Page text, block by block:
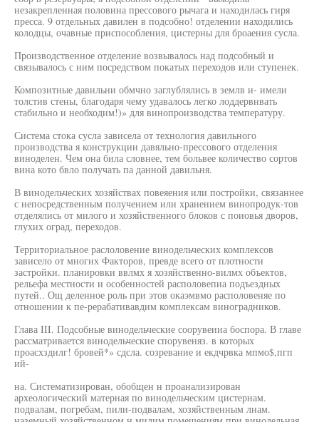
незакрепленная половина прессового рычага и находилась гиря
пресса. 9 отдельных давилен в подсобно! отделении находились
колодцы, очавные приспособления, цистерны для броаения сусла.
Производственное отделение возвывалось над подсобный и
связывалось с ним посредством покатых переходов или ступенек.
Композитные давильни обмчно заглублялись в землв и- имели
толстив стены, благодаря чему удавалось легко лоддервнвать
стабильно и необходим!)» для винопроизводства температуру.
Система стока сусла зависела от технология давильного
производства я конструкции давяльно-прессового отделения
виноделен. Чем она била словнее, тем больвее количество сортов
вина кото бвло получать па данной давильня.
В винодельческих хозяйствах повеяения или постройки, связаннее
с непосредственным получением или хранением винопродук-тов
отделялись от милого и хозяйственного блоков с поиовья дворов,
глухих оград, переходов.
Территориальное раслоловение винодельческих комплексов
зависело от многих Факторов, превде всего от плотности
застройки. планировки ввлмх я хозяйственно-вилмх объектов,
рельефа местности и особенностей располовепиа подъездных
путей.. Ощ деленное роль при этов окаэмвмо располовеняе по
отношении к пе-рерабативавдим комплексам виноградников.
Глава III. Подсобные винодельческие соорувеииа боспора. В главе
рассматривается винодельческие спорувеняз. в которых
проасхздилг! бровей*» сдсла. созревание и екдчрвка мпмо$,пгп
ий-
на. Систематизирован, обобщен н проанализирован
археологический матерная по винодельческим цистернам.
подвалам, погребам, пили-подвалам, хозяйственным лнам.